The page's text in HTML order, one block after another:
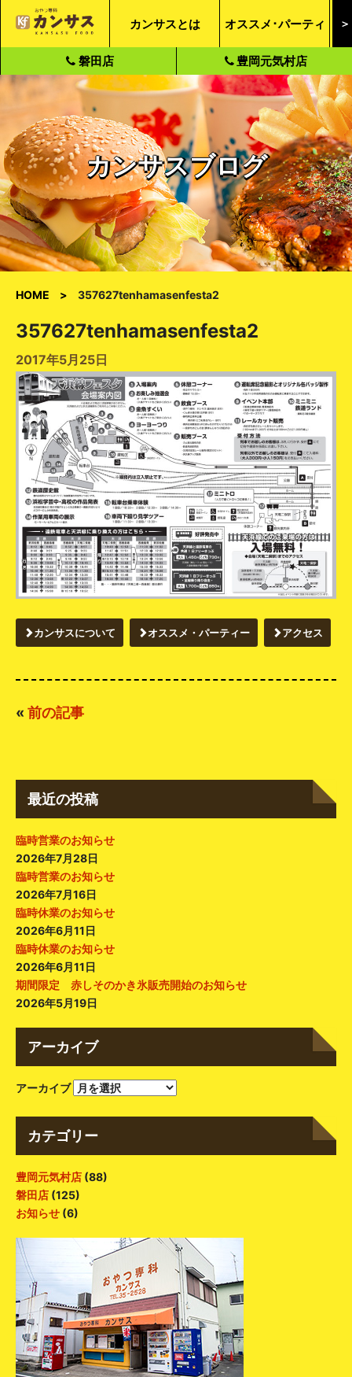
カンサスとは オススメ･パーティ ＞
磐田店 豊岡元気村店
カンサスブログ
HOME 357627tenhamasenfesta2
357627tenhamasenfesta2
2017年5月25日
カンサスについて オススメ・パーティー アクセス
« 前の記事
最近の投稿
臨時営業のお知らせ
2026年7月28日
臨時営業のお知らせ
2026年7月16日
臨時休業のお知らせ
2026年6月11日
臨時休業のお知らせ
2026年6月11日
期間限定 赤しそのかき氷販売開始のお知らせ
2026年5月19日
アーカイブ
アーカイブ
カテゴリー
豊岡元気村店 (88)
磐田店 (125)
お知らせ (6)